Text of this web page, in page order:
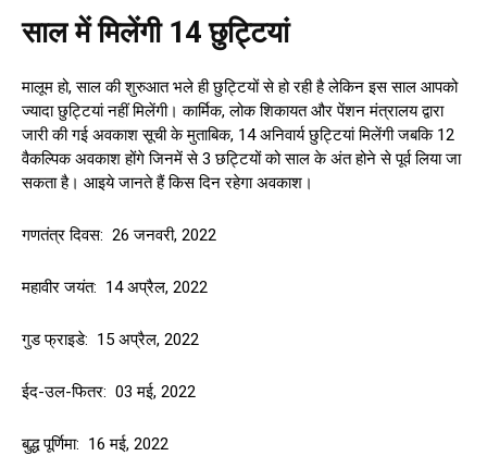
साल में मिलेंगी 14 छुट्टियां
मालूम हो, साल की शुरुआत भले ही छुट्टियों से हो रही है लेकिन इस साल आपको
ज्यादा छुट्टियां नहीं मिलेंगी। कार्मिक, लोक शिकायत और पेंशन मंत्रालय द्वारा
जारी की गई अवकाश सूची के मुताबिक, 14 अनिवार्य छुट्टियां मिलेंगी जबकि 12
वैकल्पिक अवकाश होंगे जिनमें से 3 छट्टियों को साल के अंत होने से पूर्व लिया जा
सकता है। आइये जानते हैं किस दिन रहेगा अवकाश।
गणतंत्र दिवस: 26 जनवरी, 2022
महावीर जयंत: 14 अप्रैल, 2022
गुड फ्राइडे: 15 अप्रैल, 2022
ईद-उल-फितर: 03 मई, 2022
बुद्ध पूर्णिमा: 16 मई, 2022